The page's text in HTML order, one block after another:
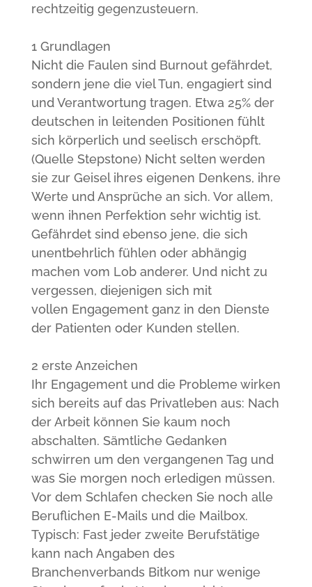
rechtzeitig gegenzusteuern.
1 Grundlagen
Nicht die Faulen sind Burnout gefährdet,
sondern jene die viel Tun, engagiert sind
und Verantwortung tragen. Etwa 25% der
deutschen in leitenden Positionen fühlt
sich körperlich und seelisch erschöpft.
(Quelle Stepstone) Nicht selten werden
sie zur Geisel ihres eigenen Denkens, ihre
Werte und Ansprüche an sich. Vor allem,
wenn ihnen Perfektion sehr wichtig ist.
Gefährdet sind ebenso jene, die sich
unentbehrlich fühlen oder abhängig
machen vom Lob anderer. Und nicht zu
vergessen, diejenigen sich mit
vollen Engagement ganz in den Dienste
der Patienten oder Kunden stellen.
2 erste Anzeichen
Ihr Engagement und die Probleme wirken
sich bereits auf das Privatleben aus: Nach
der Arbeit können Sie kaum noch
abschalten. Sämtliche Gedanken
schwirren um den vergangenen Tag und
was Sie morgen noch erledigen müssen.
Vor dem Schlafen checken Sie noch alle
Beruflichen E-Mails und die Mailbox.
Typisch: Fast jeder zweite Berufstätige
kann nach Angaben des
Branchenverbands Bitkom nur wenige